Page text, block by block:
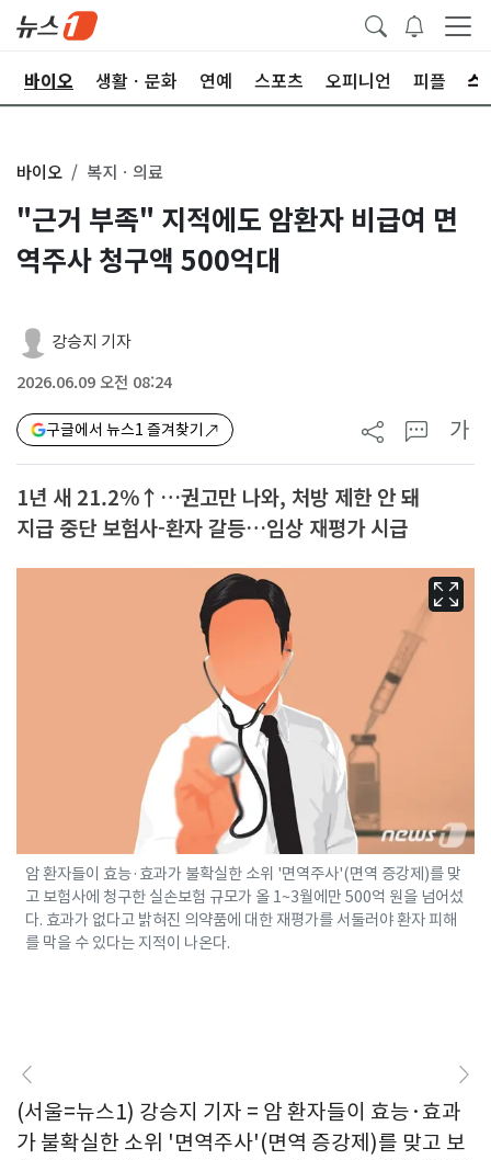
바이오 생활ㆍ문화 연예 스포츠 오피니언 피플
바이오 복지ㆍ의료
"근거 부족" 지적에도 암환자 비급여 면
역주사 청구액 500억대
강승지 기자
2026.06.09 오전 08:24
구글에서 뉴스1 즐겨찾기 가
1년 새 21.2%↑…권고만 나와, 처방 제한 안 돼
지급 중단 보험사-환자 갈등…임상 재평가 시급
암 환자들이 효능·효과가 불확실한 소위 '면역주사'(면역 증강제)를 맞
고 보험사에 청구한 실손보험 규모가 올 1~3월에만 500억 원을 넘어섰
다. 효과가 없다고 밝혀진 의약품에 대한 재평가를 서둘러야 환자 피해
를 막을 수 있다는 지적이 나온다.
(서울=뉴스1) 강승지 기자 = 암 환자들이 효능·효과
가 불확실한 소위 '면역주사'(면역 증강제)를 맞고 보